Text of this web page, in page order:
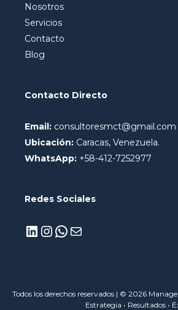
Nosotros
Servicios
Contacto
Blog
Contacto Directo
Email: consultoresmct@gmail.com
Ubicación: Caracas, Venezuela.
WhatsApp: +58-412-7252977
Redes Sociales
Todos los derechos reservados | © 2026
Estrategia • Resultados •